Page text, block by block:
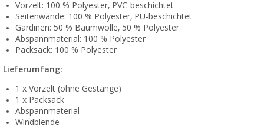
Vorzelt: 100 % Polyester, PVC-beschichtet
Seitenwände: 100 % Polyester, PU-beschichtet
Gardinen: 50 % Baumwolle, 50 % Polyester
Abspannmaterial: 100 % Polyester
Packsack: 100 % Polyester
Lieferumfang:
1 x Vorzelt (ohne Gestänge)
1 x Packsack
Abspannmaterial
Windblende